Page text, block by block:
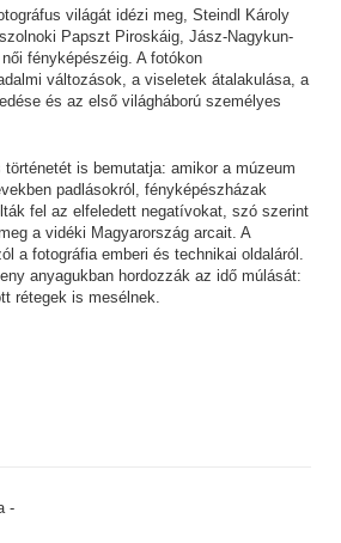
világát idézi meg, Steindl Károly
Papszt Piroskáig, Jász-Nagykun-
fényképészéig. A fotókon
változások, a viseletek átalakulása, a
és az első világháború személyes
is bemutatja: amikor a múzeum
padlásokról, fényképészházak
fel az elfeledett negatívokat, szó szerint
a vidéki Magyarország arcait. A
a fotográfia emberi és technikai oldaláról.
anyagukban hordozzák az idő múlását:
rétegek is mesélnek.